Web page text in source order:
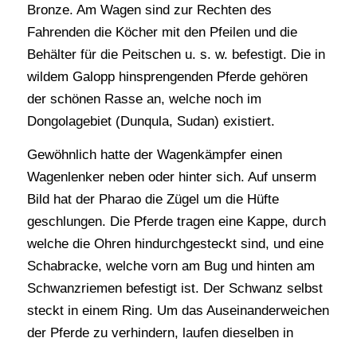
Bronze. Am Wagen sind zur Rechten des
Fahrenden die Köcher mit den Pfeilen und die
Behälter für die Peitschen u. s. w. befestigt. Die in
wildem Galopp hinsprengenden Pferde gehören
der schönen Rasse an, welche noch im
Dongolagebiet (Dunqula, Sudan) existiert.
Gewöhnlich hatte der Wagenkämpfer einen
Wagenlenker neben oder hinter sich. Auf unserm
Bild hat der Pharao die Zügel um die Hüfte
geschlungen. Die Pferde tragen eine Kappe, durch
welche die Ohren hindurchgesteckt sind, und eine
Schabracke, welche vorn am Bug und hinten am
Schwanzriemen befestigt ist. Der Schwanz selbst
steckt in einem Ring. Um das Auseinanderweichen
der Pferde zu verhindern, laufen dieselben in